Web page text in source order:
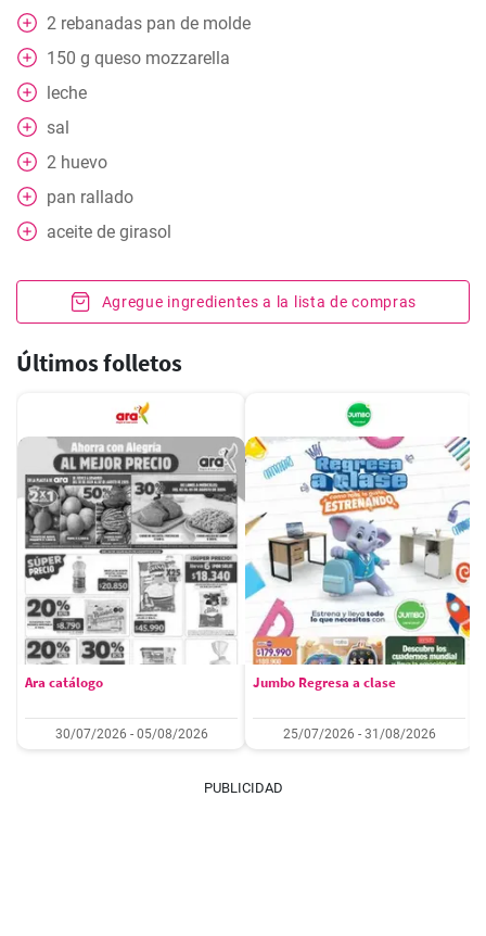
2 rebanadas pan de molde
150 g queso mozzarella
leche
sal
2 huevo
pan rallado
aceite de girasol
Agregue ingredientes a la lista de compras
Últimos folletos
Ara catálogo
30/07/2026 - 05/08/2026
Jumbo Regresa a clase
25/07/2026 - 31/08/2026
PUBLICIDAD